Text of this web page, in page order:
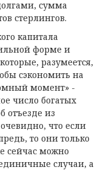
сумма
стерлингов.
капитала
форме и
разумеется,
сэкономить на
момент» -
число богатых
отъезде из
что если
то они только
сейчас можно
случаи, а